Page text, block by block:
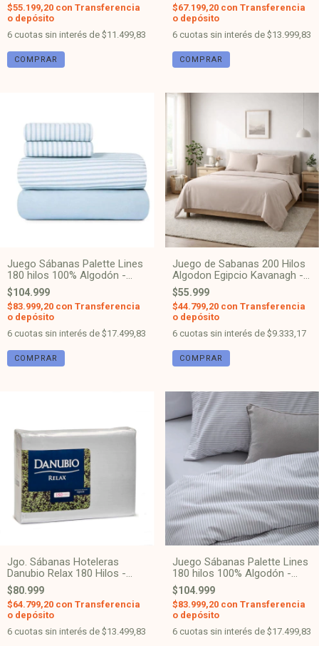
$55.199,20 con Transferencia
o depósito
6 cuotas sin interés de $11.499,83
COMPRAR
$67.199,20 con Transferencia
o depósito
6 cuotas sin interés de $13.999,83
COMPRAR
Juego Sábanas Palette Lines
180 hilos 100% Algodón -
Celeste
$104.999
$83.999,20 con Transferencia
o depósito
6 cuotas sin interés de $17.499,83
COMPRAR
Juego de Sabanas 200 Hilos
Algodon Egipcio Kavanagh -
Vison
$55.999
$44.799,20 con Transferencia
o depósito
6 cuotas sin interés de $9.333,17
COMPRAR
Jgo. Sábanas Hoteleras
Danubio Relax 180 Hilos -
Blanco
$80.999
$64.799,20 con Transferencia
o depósito
6 cuotas sin interés de $13.499,83
Juego Sábanas Palette Lines
180 hilos 100% Algodón -
Gris
$104.999
$83.999,20 con Transferencia
o depósito
6 cuotas sin interés de $17.499,83